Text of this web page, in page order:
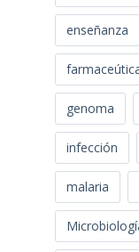
enseñanza
genoma
infección
malaria